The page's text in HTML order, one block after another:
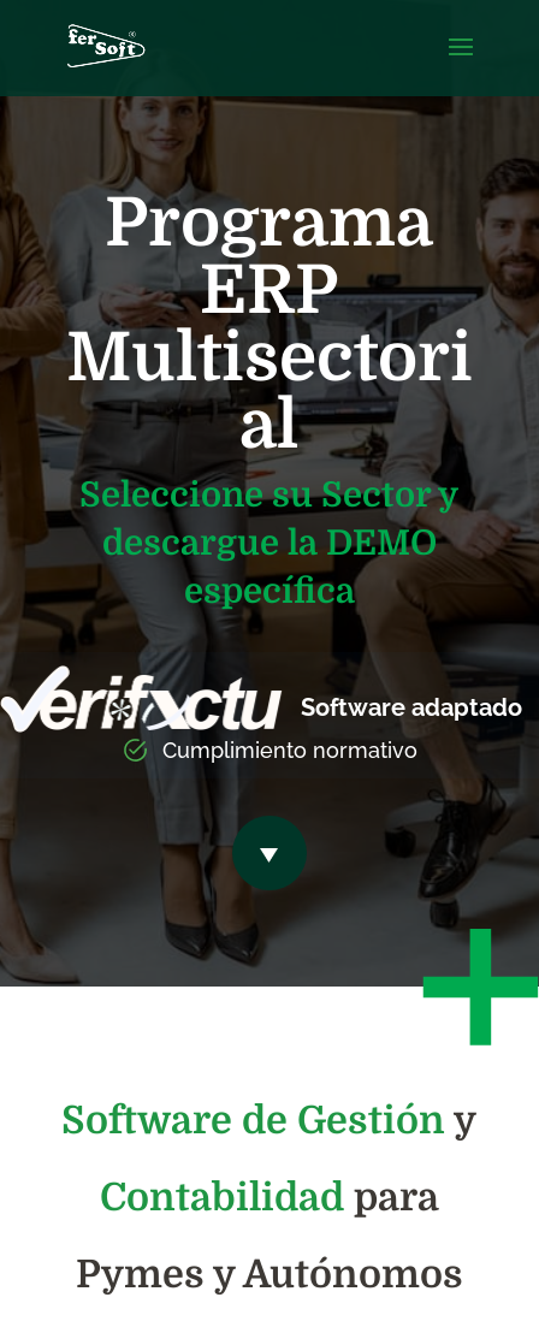
Programa
ERP
Multisectori
al
Seleccione su Sector y
descargue la DEMO
específica
Software adaptado
Cumplimiento normativo
Software de Gestión y
Contabilidadpara
Pymes y Autónomos